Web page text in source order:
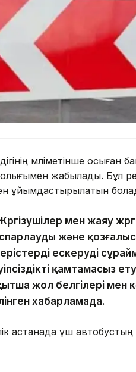
мәліметінше
жабылады. Бұл
ұйымдастырылатын
мен жаяу
және
ескеруді
қамтамасыз
жол белгілері мен
хабарламада.
астанада үш автобустың